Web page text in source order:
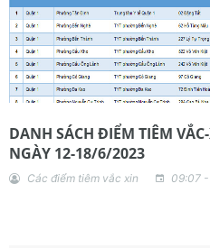
DANH SÁCH ĐIỂM TIÊM
NGÀY 12-18/6/2023
Các điểm tiêm vắc xin 09:07